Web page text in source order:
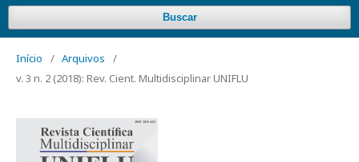
Buscar
Início / Arquivos
/
v. 3 n. 2 (2018): Rev. Cient. Multidisciplinar UNIFLU